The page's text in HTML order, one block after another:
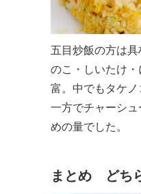
五目炒飯の方は
のこ・しいたけ
富。中でもタケノ
一方でチャーシ
めの量でした。
まとめ どち